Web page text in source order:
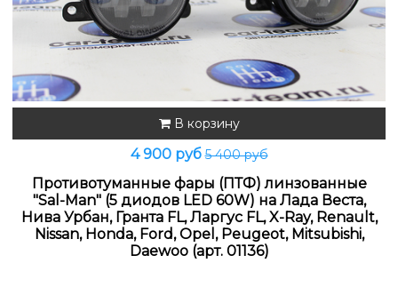
В корзину
4 900 руб5 400 руб
Противотуманные фары (ПТФ) линзованные
"Sal-Man" (5 диодов LED 60W) на Лада Веста,
Нива Урбан, Гранта FL, Ларгус FL, X-Ray, Renault,
Nissan, Honda, Ford, Opel, Peugeot, Mitsubishi,
Daewoo (арт. 01136)